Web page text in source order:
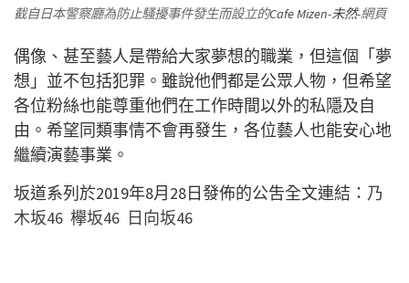
截自日本警察廳為防止騷擾事件發生而設立的Cafe Mizen-未然-網頁
偶像、甚至藝人是帶給大家夢想的職業，但這個「夢
想」並不包括犯罪。雖說他們都是公眾人物，但希望
各位粉絲也能尊重他們在工作時間以外的私隱及自
由。希望同類事情不會再發生，各位藝人也能安心地
繼續演藝事業。
坂道系列於2019年8月28日發佈的公吿全文連結： 乃
木坂46 欅坂46 日向坂46